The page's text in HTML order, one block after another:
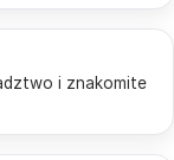
i znakomite